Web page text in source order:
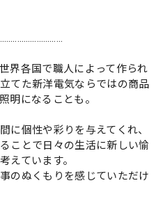
界各国で職人によって作られ
てた新洋電気ならではの商品
明になることも。
に個性や彩りを与えてくれ、
ことで日々の生活に新しい愉
えています。
のぬくもりを感じていただけ